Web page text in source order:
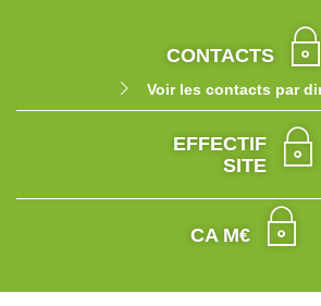
CONTACTS
Voir les contacts par
EFFECTIF
SITE
CA M€